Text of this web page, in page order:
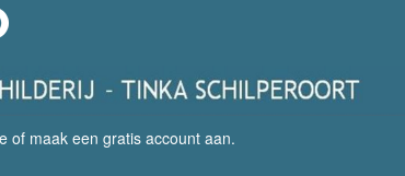
of maak een gratis account aan.